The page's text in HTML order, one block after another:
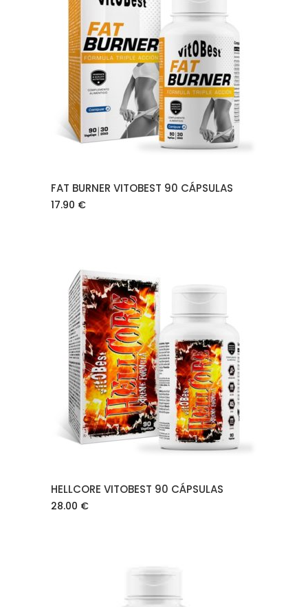
AÑADIR AL CARRITO
FAT BURNER VITOBEST 90 CÁPSULAS
17.90 €
AÑADIR AL CARRITO
HELLCORE VITOBEST 90 CÁPSULAS
28.00 €